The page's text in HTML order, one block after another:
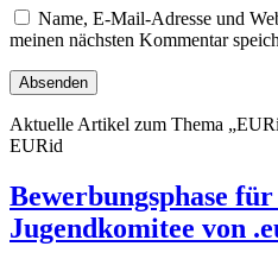
Name, E-Mail-Adresse und
meinen nächsten Kommentar
Aktuelle Artikel zum Thema
EURid
Bewerbungsphase
Jugendkomitee von